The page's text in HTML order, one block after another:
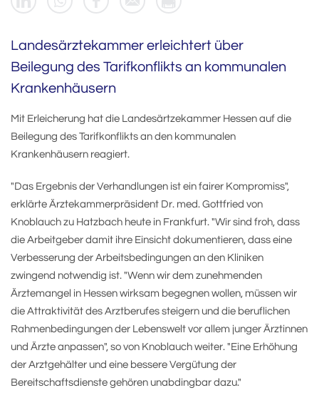
Landesärztekammer erleichtert über
Beilegung des Tarifkonflikts an kommunalen
Krankenhäusern
Mit Erleicherung hat die Landesärtzekammer Hessen auf die
Beilegung des Tarifkonflikts an den kommunalen
Krankenhäusern reagiert.
"Das Ergebnis der Verhandlungen ist ein fairer Kompromiss",
erklärte Ärztekammerpräsident Dr. med. Gottfried von
Knoblauch zu Hatzbach heute in Frankfurt. "Wir sind froh, dass
die Arbeitgeber damit ihre Einsicht dokumentieren, dass eine
Verbesserung der Arbeitsbedingungen an den Kliniken
zwingend notwendig ist. "Wenn wir dem zunehmenden
Ärztemangel in Hessen wirksam begegnen wollen, müssen wir
die Attraktivität des Arztberufes steigern und die beruflichen
Rahmenbedingungen der Lebenswelt vor allem junger Ärztinnen
und Ärzte anpassen", so von Knoblauch weiter. "Eine Erhöhung
der Arztgehälter und eine bessere Vergütung der
Bereitschaftsdienste gehören unabdingbar dazu."